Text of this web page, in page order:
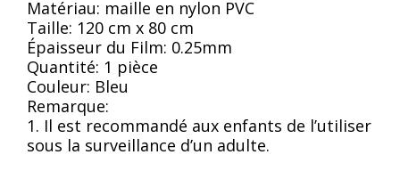
Matériau: maille en nylon PVC
Taille: 120 cm x 80 cm
Épaisseur du Film: 0.25mm
Quantité: 1 pièce
Couleur: Bleu
Remarque:
1. Il est recommandé aux enfants de l’utiliser
sous la surveillance d’un adulte.